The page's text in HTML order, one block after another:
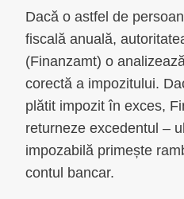
Dacă o astfel de
fiscală anuală,
(Finanzamt) o
corectă a impozitului.
plătit impozit în exces,
returneze excedentul –
impozabilă primește
contul bancar.